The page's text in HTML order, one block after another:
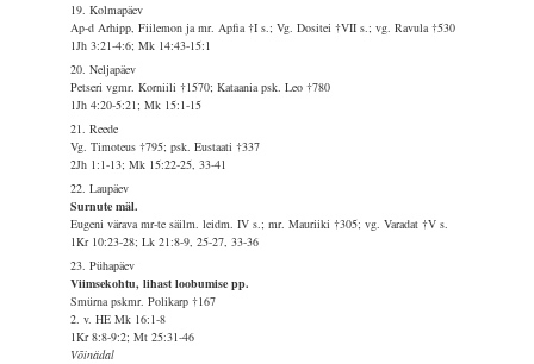
19. Kolmapäev
Ap-d Arhipp, Fiilemon ja mr. Apfia †I s.; Vg. Dositei †VII s.; vg. Ravula †530
1Jh 3:21-4:6; Mk 14:43-15:1
20. Neljapäev
Petseri vgmr. Korniili †1570; Kataania psk. Leo †780
1Jh 4:20-5:21; Mk 15:1-15
21. Reede
Vg. Timoteus †795; psk. Eustaati †337
2Jh 1:1-13; Mk 15:22-25, 33-41
22. Laupäev
Surnute mäl.
Eugeni värava mr-te säilm. leidm. IV s.; mr. Mauriiki †305; vg. Varadat †V s.
1Kr 10:23-28; Lk 21:8-9, 25-27, 33-36
23. Pühapäev
Viimsekohtu, lihast loobumise pp.
Smürna pskmr. Polikarp †167
2. v. HE Mk 16:1-8
1Kr 8:8-9:2; Mt 25:31-46
Võinädal